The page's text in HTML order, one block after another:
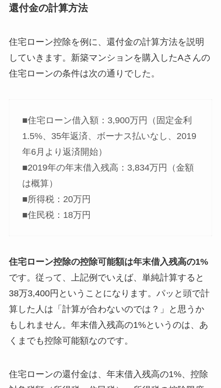
還付金の計算方法
住宅ローン控除を例に、還付金の計算方法を説明
していきます。新築マンションを購入したAさんの
住宅ローンの条件は次の通りでした。
■住宅ローン借入額：3,900万円（固定金利
1.5%、35年返済、ボーナス払いなし、2019
年6月より返済開始）
■2019年の年末借入残高：3,834万円（金額
は概算）
■所得税：20万円
■住民税：18万円
住宅ローン控除の控除可能額は年末借入残高の1%
です。従って、上記例でいえば、単純計算すると
38万3,400円ということになります。パッと頭で計
算した人は「計算が合わないのでは？」と思うか
もしれません。年末借入残高の1%というのは、あ
くまでも控除可能額なのです。
住宅ローンの還付金は、年末借入残高の1%、控除